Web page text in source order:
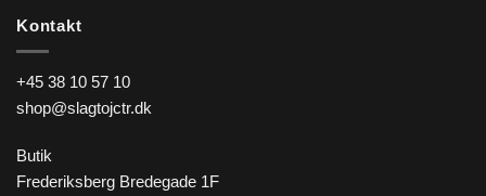
Kontakt
+45 38 10 57 10
shop@slagtojctr.dk
Butik
Frederiksberg Bredegade 1F